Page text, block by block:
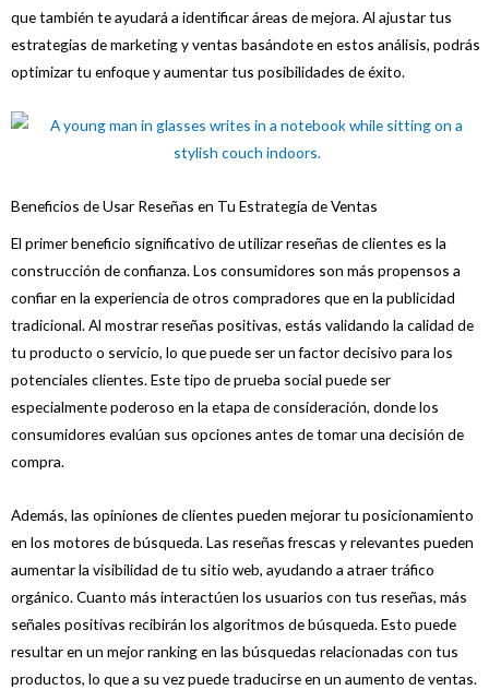
que también te ayudará a identificar áreas de mejora. Al ajustar tus
estrategias de marketing y ventas basándote en estos análisis, podrás
optimizar tu enfoque y aumentar tus posibilidades de éxito.
Beneficios de Usar Reseñas en Tu Estrategia de Ventas
El primer beneficio significativo de utilizar reseñas de clientes es la
construcción de confianza. Los consumidores son más propensos a
confiar en la experiencia de otros compradores que en la publicidad
tradicional. Al mostrar reseñas positivas, estás validando la calidad de
tu producto o servicio, lo que puede ser un factor decisivo para los
potenciales clientes. Este tipo de prueba social puede ser
especialmente poderoso en la etapa de consideración, donde los
consumidores evalúan sus opciones antes de tomar una decisión de
compra.
Además, las opiniones de clientes pueden mejorar tu posicionamiento
en los motores de búsqueda. Las reseñas frescas y relevantes pueden
aumentar la visibilidad de tu sitio web, ayudando a atraer tráfico
orgánico. Cuanto más interactúen los usuarios con tus reseñas, más
señales positivas recibirán los algoritmos de búsqueda. Esto puede
resultar en un mejor ranking en las búsquedas relacionadas con tus
productos, lo que a su vez puede traducirse en un aumento de ventas.